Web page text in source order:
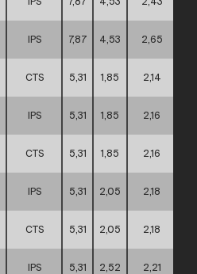
IPS 7,87 4,53 2,65
CTS 5,31 1,85 2,14
IPS 5,31 1,85 2,16
CTS 5,31 1,85 2,16
IPS 5,31 2,05 2,18
CTS 5,31 2,05 2,18
IPS 5,31 2,52 2,21